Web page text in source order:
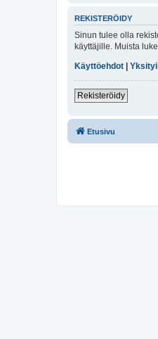
REKISTERÖIDY
Sinun tulee olla
käyttäjille. Muista
Käyttöehdot |
Rekisteröidy
Etusivu